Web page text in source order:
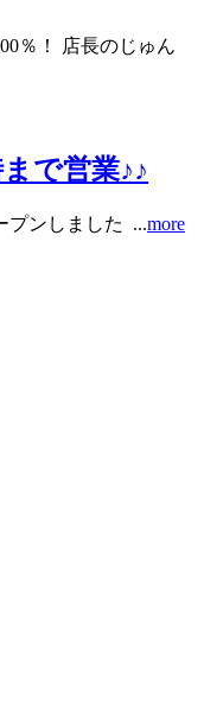
％！ 店長のじゅん
で営業♪♪
プンしました ...more